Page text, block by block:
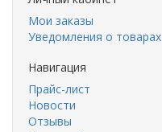
Мои заказы
Уведомления о товарах
Навигация
Прайс-лист
Новости
Отзывы